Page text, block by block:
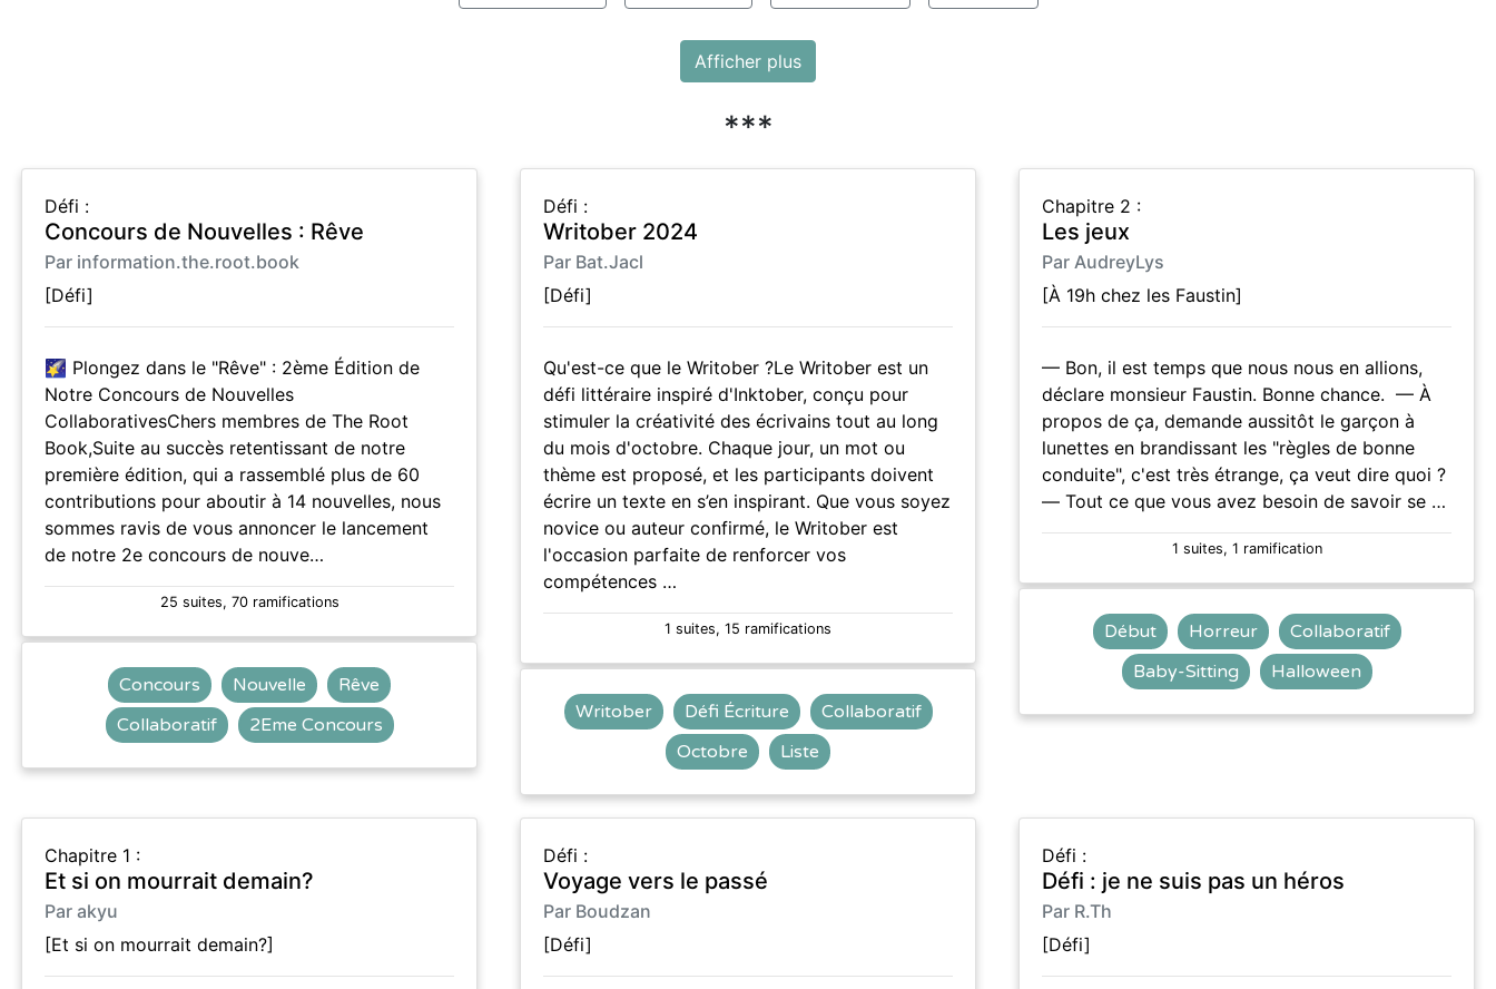
Afficher plus
***
Défi :
Concours de Nouvelles : Rêve
Par information.the.root.book
[Défi]
🌠 Plongez dans le "Rêve" : 2ème Édition de
Notre Concours de Nouvelles
CollaborativesChers membres de The Root
Book,Suite au succès retentissant de notre
première édition, qui a rassemblé plus de 60
contributions pour aboutir à 14 nouvelles, nous
sommes ravis de vous annoncer le lancement
de notre 2e concours de nouve…
25 suites, 70 ramifications
Concours Nouvelle
Rêve
Collaboratif
2Eme Concours
Défi :
Writober 2024
Par Bat.Jacl
[Défi]
Qu'est-ce que le Writober ?Le Writober est un
défi littéraire inspiré d'Inktober, conçu pour
stimuler la créativité des écrivains tout au long
du mois d'octobre. Chaque jour, un mot ou
thème est proposé, et les participants doivent
écrire un texte en s’en inspirant. Que vous soyez
novice ou auteur confirmé, le Writober est
l'occasion parfaite de renforcer vos
compétences …
1 suites, 15 ramifications
Writober Défi Écriture
Collaboratif
Octobre
Liste
Chapitre 2 :
Les jeux
Par AudreyLys
[À 19h chez les Faustin]
— Bon, il est temps que nous nous en allions,
déclare monsieur Faustin. Bonne chance. — À
propos de ça, demande aussitôt le garçon à
lunettes en brandissant les "règles de bonne
conduite", c'est très étrange, ça veut dire quoi ?
— Tout ce que vous avez besoin de savoir se …
1 suites, 1 ramification
Début Horreur
Collaboratif
Baby-Sitting
Halloween
Chapitre 1 :
Et si on mourrait demain?
Par akyu
[Et si on mourrait demain?]
Défi :
Voyage vers le passé
Par Boudzan
[Défi]
Défi :
Défi : je ne suis pas un héros
Par R.Th
[Défi]